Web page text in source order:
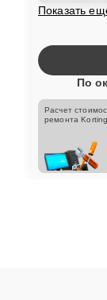
Показать
По
Расчет
ремонта Korting